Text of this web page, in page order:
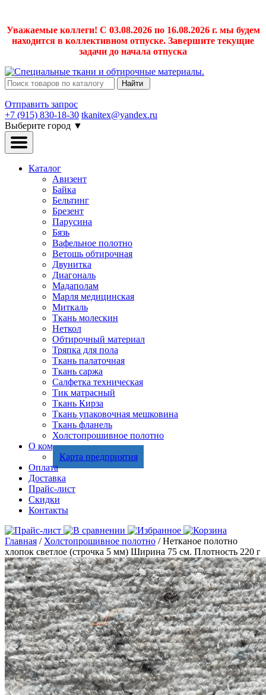
Уважаемые коллеги! С 03.08.2026 по 16.08.2026 г. мы будем
находится в коллективном отпуске. Завершите текущие
задачи до начала отпуска
Найти
Отправить запрос
+7 (915) 830-18-30 tkanitex@yandex.ru
Выберите город ▼
Каталог
Авизент
Байка
Бельтинг
Брезент
Парусина
Бязь
Вафельное полотно
Ветошь обтирочная
Двунитка
Диагональ
Мадаполам
Марля медицинская
Миткаль
Ткань молескин
Неткол
Обтирочный материал
Тряпка для пола
Ткань палаточная
Ткань саржа
Салфетка техническая
Тик матрасный
Ткань Кирза
Ткань упаковочная мешковина
Ткань фланель
Холстопрошивное полотно
О компании
Карта предприятия
Оплата
Доставка
Прайс-лист
Скидки
Контакты
Главная / Холстопрошивное полотно / Нетканое полотно
хлопок светлое (строчка 5 мм) Ширина 75 см. Плотность 220 г